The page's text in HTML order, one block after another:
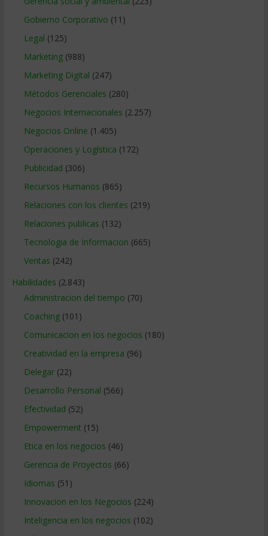
Gobierno Corporativo (11)
Legal (125)
Marketing(988)
Marketing Digital (247)
Métodos Gerenciales (280)
Negocios Internacionales (2.257)
Negocios Online (1.405)
Operaciones y Logística (172)
Publicidad (306)
Recursos Humanos (865)
Relaciones con los clientes (219)
Relaciones publicas (132)
Tecnologia de Informacion (665)
Ventas (242)
Habilidades (2.843)
Administracion del tiempo (70)
Coaching(101)
Comunicacion en los negocios (180)
Creatividad en la empresa (96)
Delegar(22)
Desarrollo Personal (566)
Efectividad (52)
Empowerment (15)
Etica en los negocios (46)
Gerencia de Proyectos (66)
Idiomas (51)
Innovacion en los Negocios (224)
Inteligencia en los negocios (102)